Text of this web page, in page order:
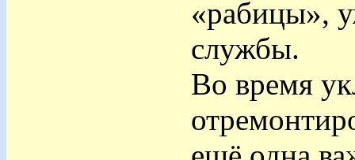
«рабицы»,
службы.
Во время